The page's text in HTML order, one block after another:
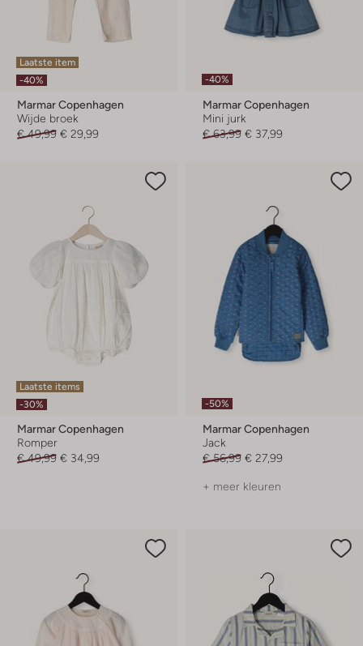
Laatste item
-40%
Marmar Copenhagen
Wijde broek
€ 49,99 € 29,99
-40%
Marmar Copenhagen
Mini jurk
€ 63,99 € 37,99
Laatste items
-30%
Marmar Copenhagen
Romper
€ 49,99 € 34,99
-50%
Marmar Copenhagen
Jack
€ 56,99 € 27,99
+ meer kleuren